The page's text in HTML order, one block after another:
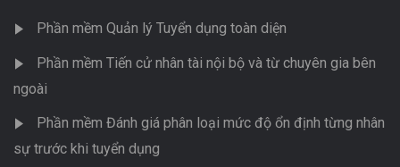
Phần mềm Quản lý Tuyển dụng toàn diện
Phần mềm Tiến cử nhân tài nội bộ và từ chuyên gia bên
ngoài
Phần mềm Đánh giá phân loại mức độ ổn định từng nhân
sự trước khi tuyển dụng